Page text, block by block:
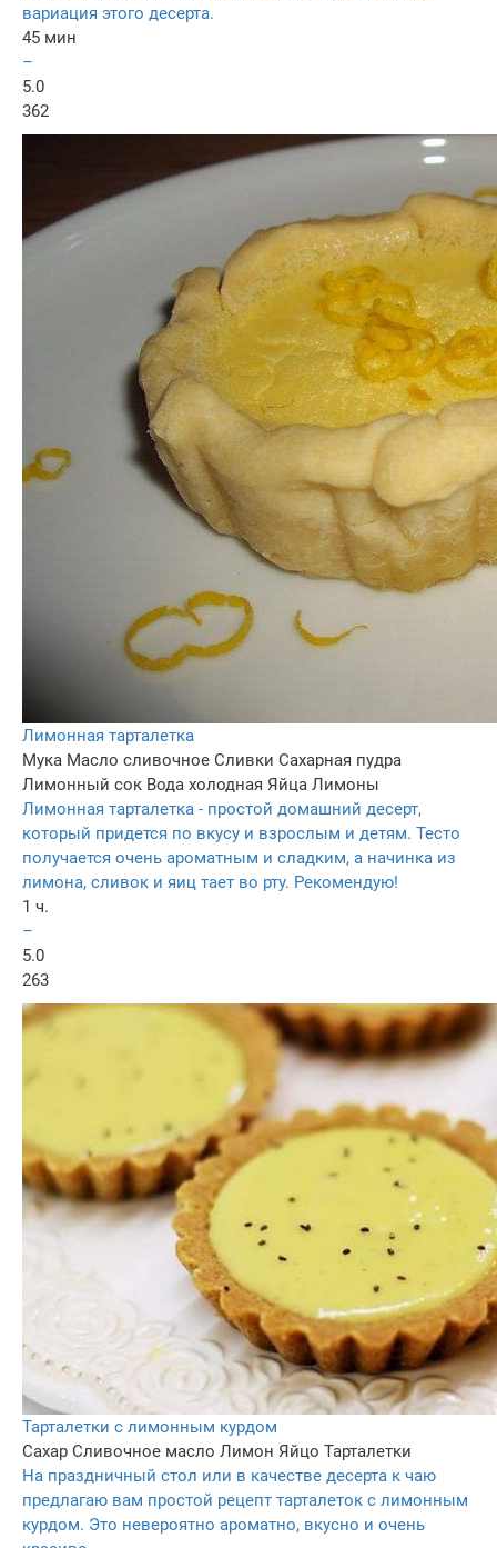
вариация этого десерта.
45 мин
–
5.0
362
Лимонная тарталетка
Мука Масло сливочное Сливки Сахарная пудра
Лимонный сок Вода холодная Яйца Лимоны
Лимонная тарталетка - простой домашний десерт,
который придется по вкусу и взрослым и детям. Тесто
получается очень ароматным и сладким, а начинка из
лимона, сливок и яиц тает во рту. Рекомендую!
1 ч.
–
5.0
263
Тарталетки с лимонным курдом
Сахар Сливочное масло Лимон Яйцо Тарталетки
На праздничный стол или в качестве десерта к чаю
предлагаю вам простой рецепт тарталеток с лимонным
курдом. Это невероятно ароматно, вкусно и очень